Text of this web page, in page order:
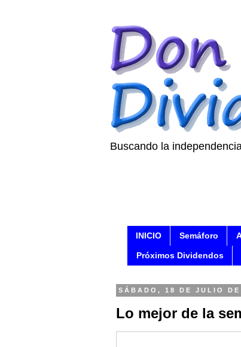
Buscando la
INICIO Semáforo
Próximos Dividendos
SÁBADO, 18 DE JULIO DE
Lo mejor de la